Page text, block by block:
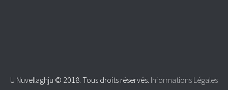
U Nuvellaghju © 2018. Tous droits réservés. Informations Légales